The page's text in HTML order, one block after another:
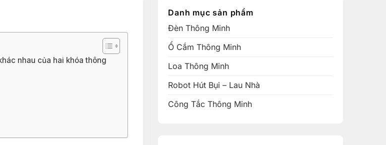
nhau của hai khóa thông
Danh mục sản phẩm
Đèn Thông Minh
Ổ Cắm Thông Minh
Loa Thông Minh
Robot Hút Bụi – Lau Nhà
Công Tắc Thông Minh